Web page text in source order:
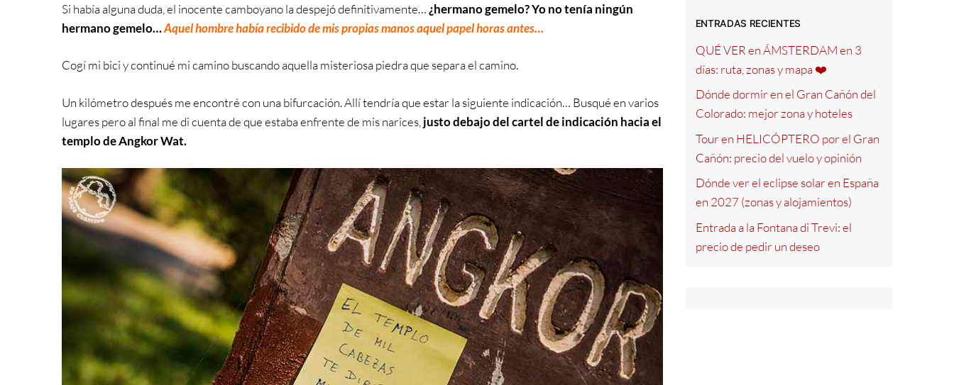
Si había alguna duda, el inocente camboyano la despejó definitivamente… ¿hermano gemelo?Yo no tenía ningún
hermano gemelo…Aquel hombre había recibido de mis propias manos aquel papel horas antes…
Cogí mi bici y continué mi camino buscando aquella misteriosa piedra que separa el camino.
Un kilómetro después me encontré con una bifurcación. Allí tendría que estar la siguiente indicación… Busqué en varios
lugares pero al final me di cuenta de que estaba enfrente de mis narices, justo debajo del cartel de indicación hacia el
templo de Angkor Wat.
ENTRADAS RECIENTES
QUÉ VER en ÁMSTERDAM en 3
días: ruta, zonas y mapa ❤️
Dónde dormir en el Gran Cañón del
Colorado: mejor zona y hoteles
Tour en HELICÓPTERO por el Gran
Cañón: precio del vuelo y opinión
Dónde ver el eclipse solar en España
en 2027 (zonas y alojamientos)
Entrada a la Fontana di Trevi: el
precio de pedir un deseo